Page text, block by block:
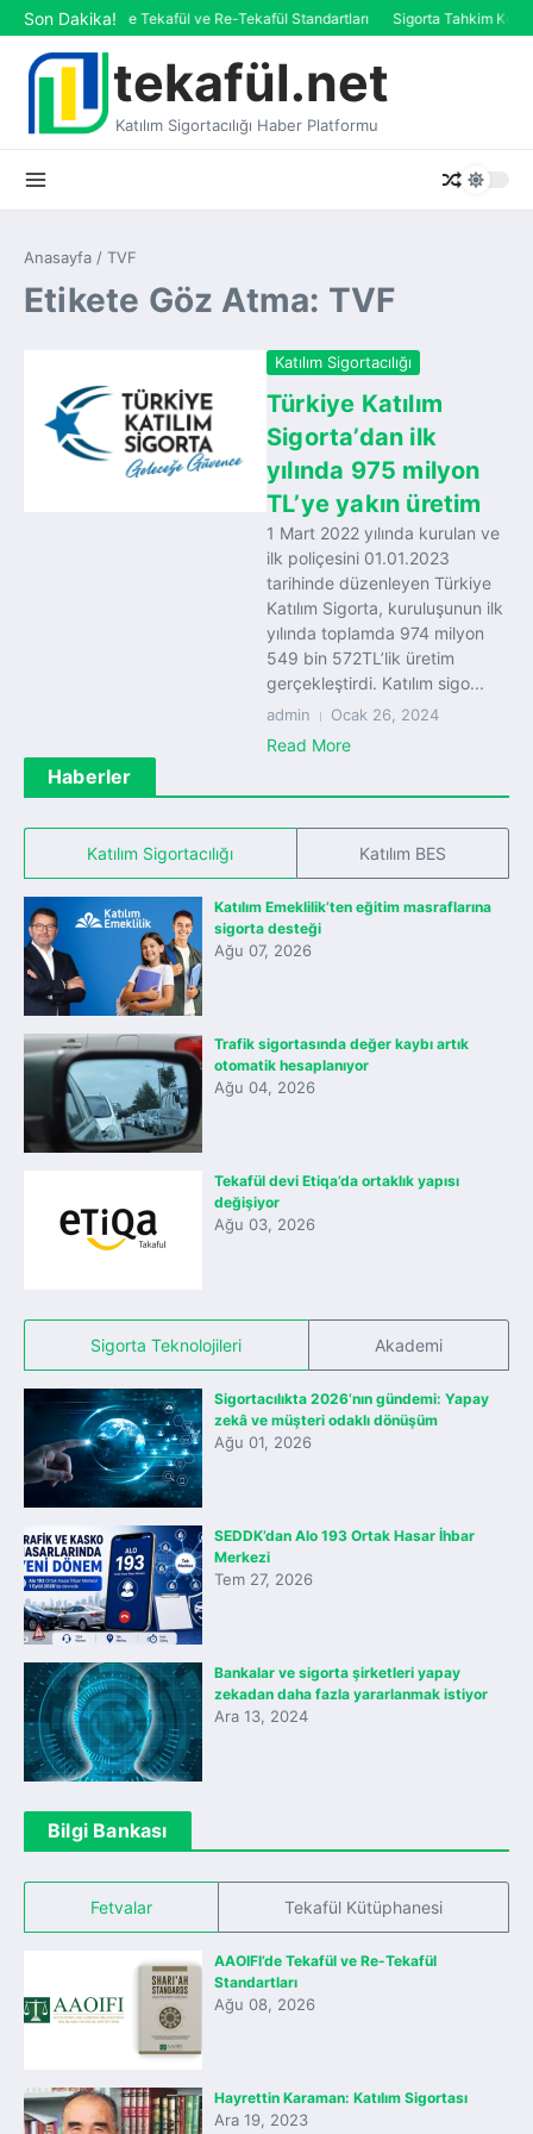
İçeriğe atla
Son Dakika!AAOIFI’de Tekafül ve Re-Tekafül Standartları Sigorta Tahkim
tekafül.net
Katılım Sigortacılığı Haber Platformu
Anasayfa / TVF
Etikete Göz Atma: TVF
Katılım Sigortacılığı
Türkiye Katılım
Sigorta’dan ilk
yılında 975 milyon
TL’ye yakın üretim
1 Mart 2022 yılında kurulan ve
ilk poliçesini 01.01.2023
tarihinde düzenleyen Türkiye
Katılım Sigorta, kuruluşunun ilk
yılında toplamda 974 milyon
549 bin 572TL’lik üretim
gerçekleştirdi. Katılım sigo...
admin Ocak 26, 2024
Read More
Haberler
Katılım Sigortacılığı Katılım BES
Katılım Emeklilik’ten eğitim masraflarına
sigorta desteği
Ağu 07, 2026
Trafik sigortasında değer kaybı artık
otomatik hesaplanıyor
Ağu 04, 2026
Tekafül devi Etiqa’da ortaklık yapısı
değişiyor
Ağu 03, 2026
Sigorta Teknolojileri Akademi
Sigortacılıkta 2026’nın gündemi: Yapay
zekâ ve müşteri odaklı dönüşüm
Ağu 01, 2026
SEDDK’dan Alo 193 Ortak Hasar İhbar
Merkezi
Tem 27, 2026
Bankalar ve sigorta şirketleri yapay
zekadan daha fazla yararlanmak istiyor
Ara 13, 2024
Bilgi Bankası
Fetvalar Tekafül Kütüphanesi
AAOIFI’de Tekafül ve Re-Tekafül
Standartları
Ağu 08, 2026
Hayrettin Karaman: Katılım Sigortası
Ara 19, 2023